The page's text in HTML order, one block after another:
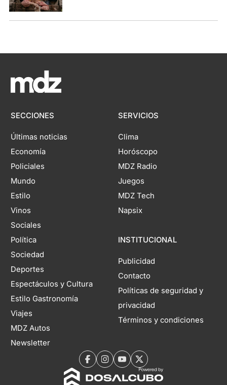
SECCIONES
Últimas noticias
Economía
Policiales
Mundo
Estilo
Vinos
Sociales
Política
Sociedad
Deportes
Espectáculos y Cultura
Estilo Gastronomía
Viajes
MDZ Autos
Newsletter
SERVICIOS
Clima
Horóscopo
MDZ Radio
Juegos
MDZ Tech
Napsix
INSTITUCIONAL
Publicidad
Contacto
Políticas de seguridad y
privacidad
Términos y condiciones